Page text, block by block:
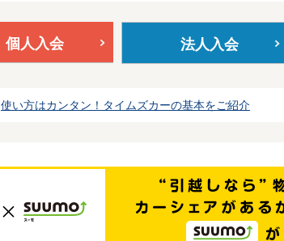
個人入会 法人入会
使い方はカンタン！タイムズカーの基本をご紹介